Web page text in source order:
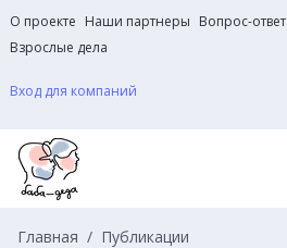
О проекте Наши партнеры Вопрос-ответ
Взрослые дела
Вход для компаний
Главная Публикации